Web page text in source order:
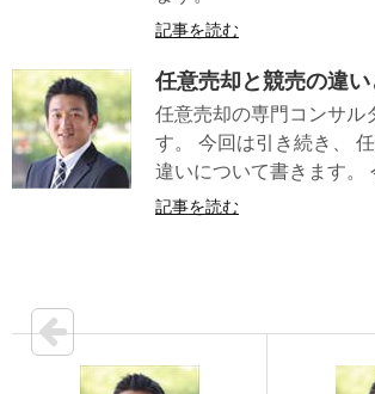
記事を読む
任意売却と競売の違
任意売却の専門コンサル
す。 今回は引き続き、
違いについて書きます。
記事を読む